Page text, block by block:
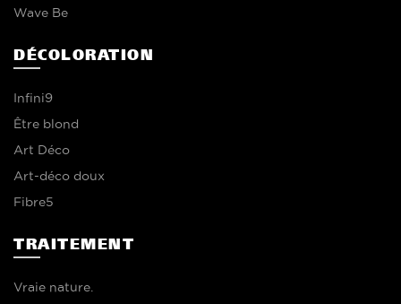
Wave Be
DÉCOLORATION
Infini9
Être blond
Art Déco
Art-déco doux
Fibre5
TRAITEMENT
Vraie nature.